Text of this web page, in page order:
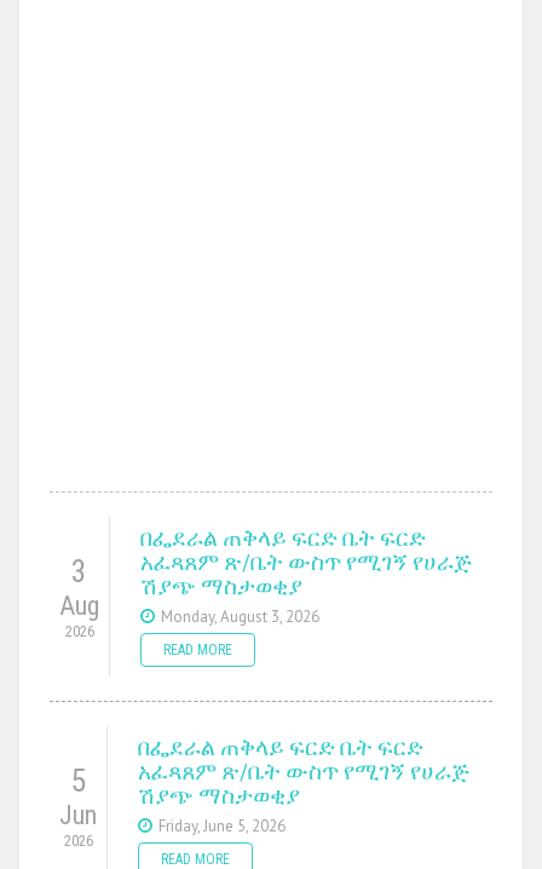
3
Aug
2026
በፌደራል ጠቅላይ ፍርድ ቤት ፍርድ
አፈጻጸም ጽ/ቤት ውስጥ የሚገኝ የሀራጅ
ሽያጭ ማስታወቂያ
Monday, August 3, 2026
READ MORE
5
Jun
2026
በፌደራል ጠቅላይ ፍርድ ቤት ፍርድ
አፈጻጸም ጽ/ቤት ውስጥ የሚገኝ የሀራጅ
ሽያጭ ማስታወቂያ
Friday, June 5, 2026
READ MORE